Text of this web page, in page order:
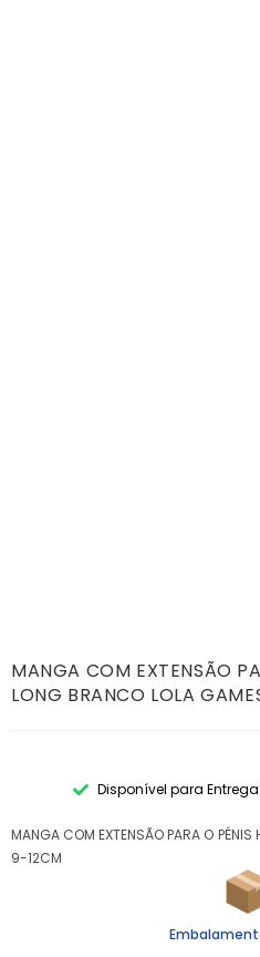
MANGA COM EXTENSÃO
LONG BRANCO LOLA
Disponível para Entrega
MANGA COM EXTENSÃO PARA O
9-12CM